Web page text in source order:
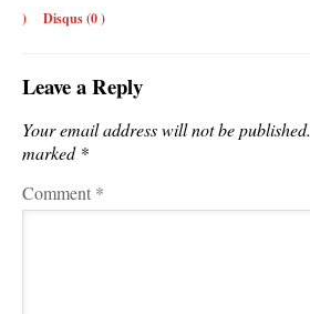
) Disqus (0)
Leave a Reply
Your email address will not be published.
marked *
Comment *